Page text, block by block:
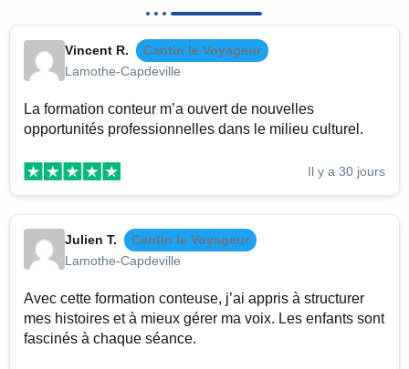
Vincent R.
Cantin le Voyageur
Lamothe-Capdeville
La formation conteur m’a ouvert de nouvelles
opportunités professionnelles dans le milieu culturel.
Il y a 30 jours
Julien T.
Cantin le Voyageur
Lamothe-Capdeville
Avec cette formation conteuse, j’ai appris à structurer
mes histoires et à mieux gérer ma voix. Les enfants sont
fascinés à chaque séance.